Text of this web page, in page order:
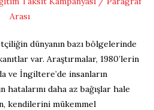
dünyanın bazı bölgelerinde
var. Araştırmalar, 1980’lerin
ve İngiltere’de insanların
hatalarını daha az bağışlar hale
kendilerini mükemmel